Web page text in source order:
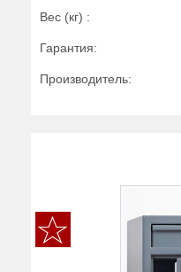
Вес (кг) :
Гарантия:
Производитель: